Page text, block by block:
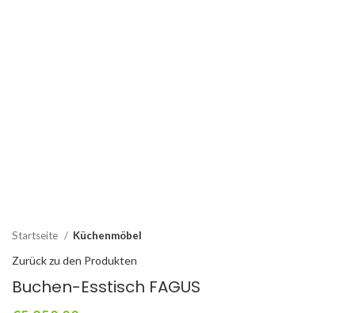
Startseite Küchenmöbel
Zurück zu den Produkten
Buchen-Esstisch FAGUS